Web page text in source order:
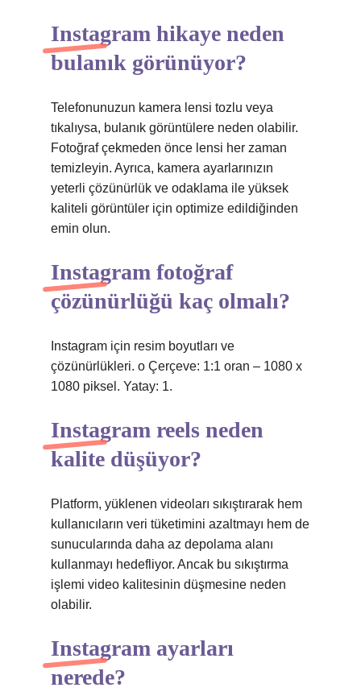
Instagram hikaye neden
bulanık görünüyor?
Telefonunuzun kamera lensi tozlu veya
tıkalıysa, bulanık görüntülere neden olabilir.
Fotoğraf çekmeden önce lensi her zaman
temizleyin. Ayrıca, kamera ayarlarınızın
yeterli çözünürlük ve odaklama ile yüksek
kaliteli görüntüler için optimize edildiğinden
emin olun.
Instagram fotoğraf
çözünürlüğü kaç olmalı?
Instagram için resim boyutları ve
çözünürlükleri. o Çerçeve: 1:1 oran – 1080 x
1080 piksel. Yatay: 1.
Instagram reels neden
kalite düşüyor?
Platform, yüklenen videoları sıkıştırarak hem
kullanıcıların veri tüketimini azaltmayı hem de
sunucularında daha az depolama alanı
kullanmayı hedefliyor. Ancak bu sıkıştırma
işlemi video kalitesinin düşmesine neden
olabilir.
Instagram ayarları
nerede?